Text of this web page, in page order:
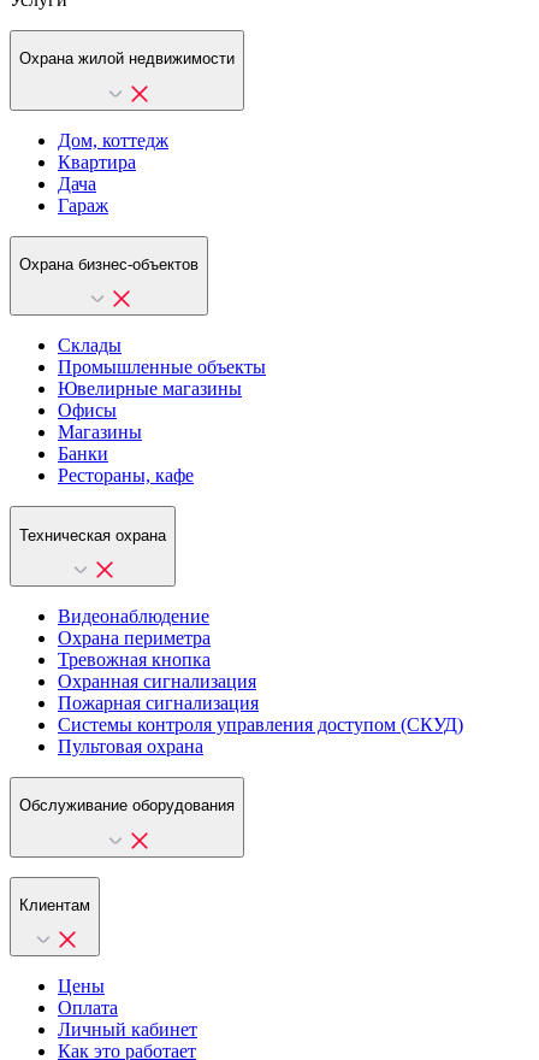
Охрана жилой недвижимости
Дом, коттедж
Квартира
Дача
Гараж
Охрана бизнес-объектов
Склады
Промышленные объекты
Ювелирные магазины
Офисы
Магазины
Банки
Рестораны, кафе
Техническая охрана
Видеонаблюдение
Охрана периметра
Тревожная кнопка
Охранная сигнализация
Пожарная сигнализация
Системы контроля управления доступом (СКУД)
Пультовая охрана
Обслуживание оборудования
Клиентам
Цены
Оплата
Личный кабинет
Как это работает